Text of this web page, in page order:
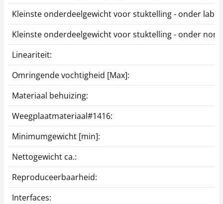
Kleinste onderdeelgewicht voor stuktelling - onder
Kleinste onderdeelgewicht voor stuktelling - onder
Lineariteit:
Omringende vochtigheid [Max]:
Materiaal behuizing:
Weegplaatmateriaal#1416:
Minimumgewicht [min]:
Nettogewicht ca.:
Reproduceerbaarheid:
Interfaces: